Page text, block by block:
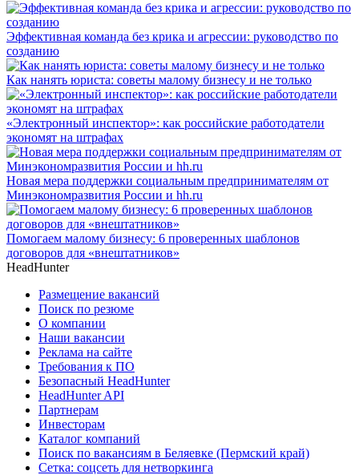
Эффективная команда без крика и агрессии: руководство по
созданию
Как нанять юриста: советы малому бизнесу и не только
«Электронный инспектор»: как российские работодатели
экономят на штрафах
Новая мера поддержки социальным предпринимателям от
Минэкономразвития России и hh.ru
Помогаем малому бизнесу: 6 проверенных шаблонов
договоров для «внештатников»
HeadHunter
Размещение вакансий
Поиск по резюме
О компании
Наши вакансии
Реклама на сайте
Требования к ПО
Безопасный HeadHunter
HeadHunter API
Партнерам
Инвесторам
Каталог компаний
Поиск по вакансиям в Беляевке (Пермский край)
Сетка: соцсеть для нетворкинга